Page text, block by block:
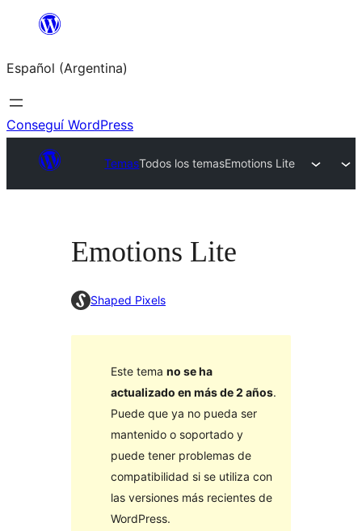
Saltar
contenido
Español (Argentina)
Conseguí WordPress
TemasTodos los temasEmotions Lite
Emotions Lite
Shaped Pixels
Este tema no se ha
actualizado en más de 2 años.
Puede que ya no pueda ser
mantenido o soportado y
puede tener problemas de
compatibilidad si se utiliza con
las versiones más recientes de
WordPress.